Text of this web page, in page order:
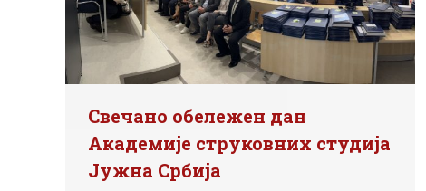
Свечано обележен дан
Академије струковних студија
Јужна Србија